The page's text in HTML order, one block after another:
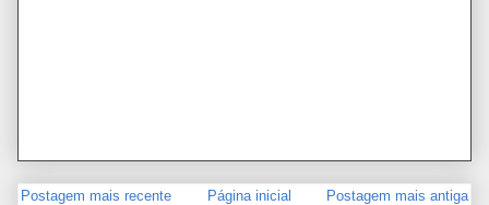
Postagem mais recente Postagem mais antiga
Página inicial